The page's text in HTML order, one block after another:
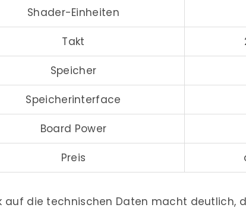
Shader-Einheiten
Takt
Speicher
Speicherinterface
Board Power
Preis
auf die technischen Daten macht deutlich,